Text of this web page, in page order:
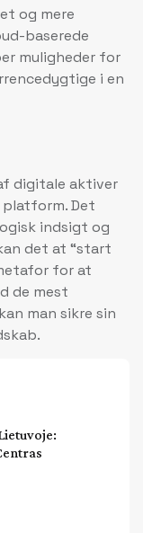
og mere
baserede
muligheder for
i en
digitale aktiver
Det
indsigt og
det at “start
for at
de mest
man sikre sin